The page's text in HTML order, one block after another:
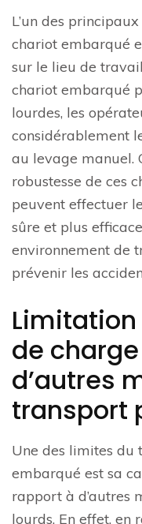
L’un des
chariot embarqué
sur le lieu de
chariot embarqué
lourdes, les
considérablement
au levage manuel.
robustesse de ces
peuvent effectuer
sûre et plus
environnement de
prévenir les
de
d’autres
transport
Une des limites du
embarqué est sa
rapport à d’autres
lourds. En effet, en